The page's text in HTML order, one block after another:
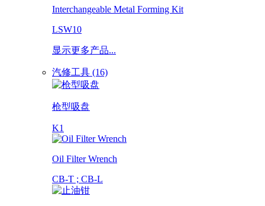
Interchangeable Metal Forming Kit
LSW10
显示更多产品...
汽修工具 (16)
枪型吸盘
K1
Oil Filter Wrench
CB-T ; CB-L